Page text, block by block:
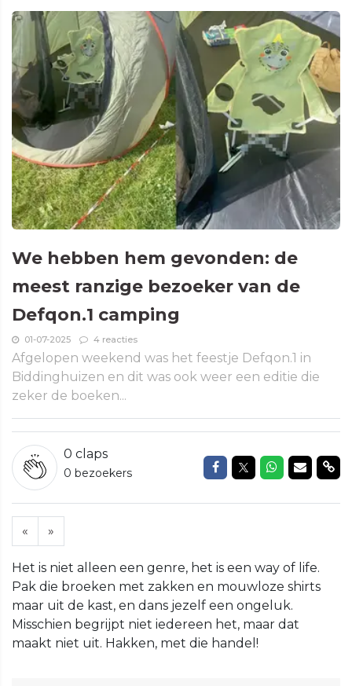
We hebben hem gevonden: de
meest ranzige bezoeker van de
Defqon.1 camping
01-07-2025 4 reacties
Afgelopen weekend was het feestje Defqon.1 in
Biddinghuizen en dit was ook weer een editie die
zeker de boeken...
0 claps
0 bezoekers Delen op Facebook
Delen opDelen op
Delen
« »
Het is niet alleen een genre, het is een way of life.
Pak die broeken met zakken en mouwloze shirts
maar uit de kast, en dans jezelf een ongeluk.
Misschien begrijpt niet iedereen het, maar dat
maakt niet uit. Hakken, met die handel!